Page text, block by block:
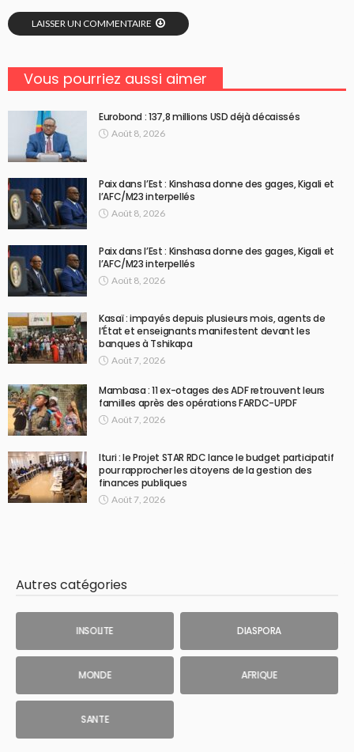
LAISSER UN COMMENTAIRE
Vous pourriez aussi aimer
Eurobond : 137,8 millions USD déjà décaissés
Août 8, 2026
Paix dans l’Est : Kinshasa donne des gages, Kigali et
l’AFC/M23 interpellés
Août 8, 2026
Paix dans l’Est : Kinshasa donne des gages, Kigali et
l’AFC/M23 interpellés
Août 8, 2026
Kasaï : impayés depuis plusieurs mois, agents de
l’État et enseignants manifestent devant les
banques à Tshikapa
Août 7, 2026
Mambasa : 11 ex-otages des ADF retrouvent leurs
familles après des opérations FARDC-UPDF
Août 7, 2026
Ituri : le Projet STAR RDC lance le budget participatif
pour rapprocher les citoyens de la gestion des
finances publiques
Août 7, 2026
Autres catégories
INSOLITE DIASPORA
MONDE AFRIQUE
SANTE